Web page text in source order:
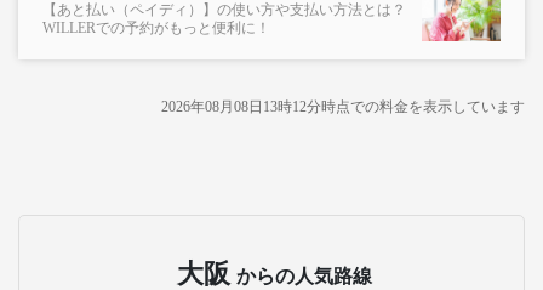
【あと払い（ペイディ）】の使い方や支払い方法とは？
WILLERでの予約がもっと便利に！
2026年08月08日13時12分時点での料金を表示しています
大阪 からの人気路線